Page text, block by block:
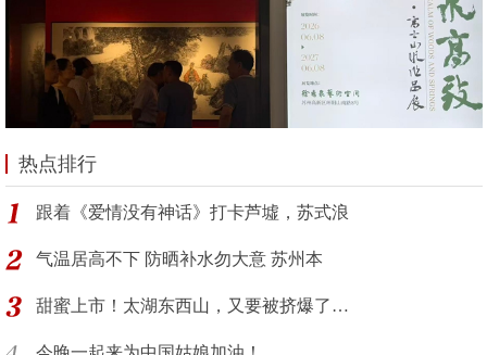
热点排行
跟着《爱情没有神话》打卡芦墟，苏式浪
气温居高不下 防晒补水勿大意 苏州本
甜蜜上市！太湖东西山，又要被挤爆了…